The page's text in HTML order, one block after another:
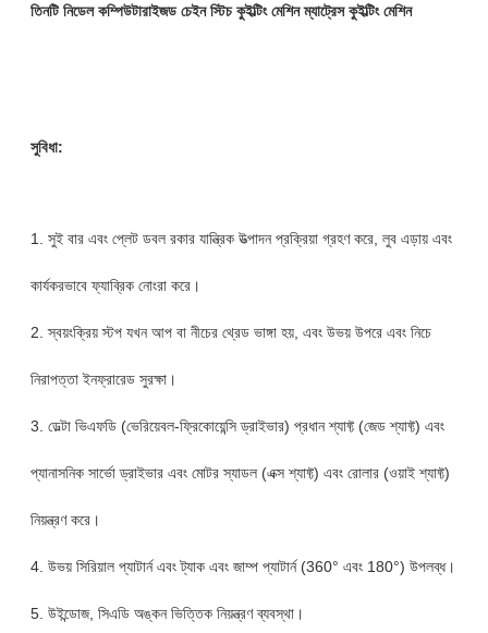
তিনটি নিডেল কম্পিউটারাইজড চেইন স্টিচ কুইল্টিং মেশিন ম্যাট্রেস কুইল্টিং মেশিন
সুবিধা:
1. সুই বার এবং প্লেট ডবল রকার যান্ত্রিক উত্পাদন প্রক্রিয়া গ্রহণ করে, লুব এড়ায় এবং
কার্যকরভাবে ফ্যাব্রিক নোংরা করে।
2. স্বয়ংক্রিয় স্টপ যখন আপ বা নীচের থ্রেড ভাঙ্গা হয়, এবং উভয় উপরে এবং নিচে
নিরাপত্তা ইনফ্রারেড সুরক্ষা।
3. ডেল্টা ভিএফডি (ভেরিয়েবল-ফ্রিকোয়েন্সি ড্রাইভার) প্রধান শ্যাফ্ট (জেড শ্যাফ্ট) এবং
প্যানাসনিক সার্ভো ড্রাইভার এবং মোটর স্যাডল (এক্স শ্যাফ্ট) এবং রোলার (ওয়াই শ্যাফ্ট)
নিয়ন্ত্রণ করে।
4. উভয় সিরিয়াল প্যাটার্ন এবং ট্যাক এবং জাম্প প্যাটার্ন (360° এবং 180°) উপলব্ধ।
5. উইন্ডোজ, সিএডি অঙ্কন ভিত্তিক নিয়ন্ত্রণ ব্যবস্থা।